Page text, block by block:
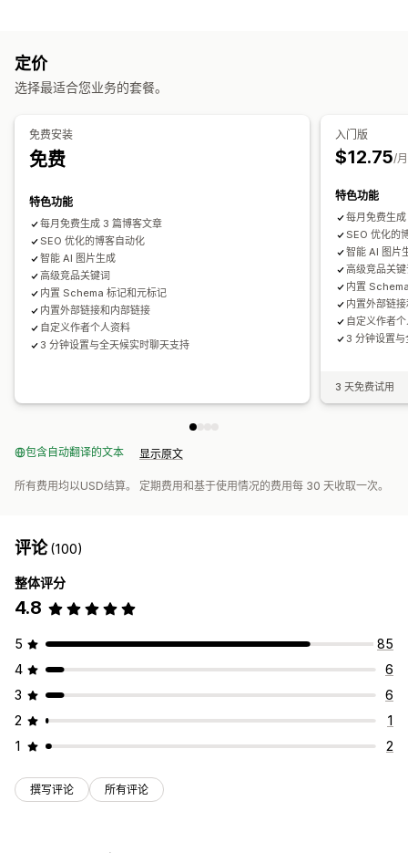
SEO 评分
定价
选择最适合您业务的套餐。
免费安装
免费
特色功能
每月免费生成 3 篇博客文章
SEO 优化的博客自动化
智能 AI 图片生成
高级竞品关键词
内置 Schema 标记和元标记
内置外部链接和内部链接
自定义作者个人资料
3 分钟设置与全天候实时聊天支持
入门版
$12.75/月
特色功能
每月免费生
SEO 优化的
智能 AI 图片
高级竞品关
内置
内置外部链
自定义作者
3 分钟设置
3 天免费试用
包含自动翻译的文本 显示原文
所有费用均以USD结算。 定期费用和基于使用情况的费用每 30 天收取一次。
评论(100)
整体评分
4.8
5
85
4
6
3
6
2
1
1
2
撰写评论 所有评论